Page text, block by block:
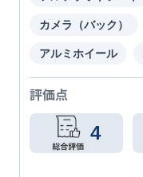
カメラ（バック）
アルミホイール
評価点
4